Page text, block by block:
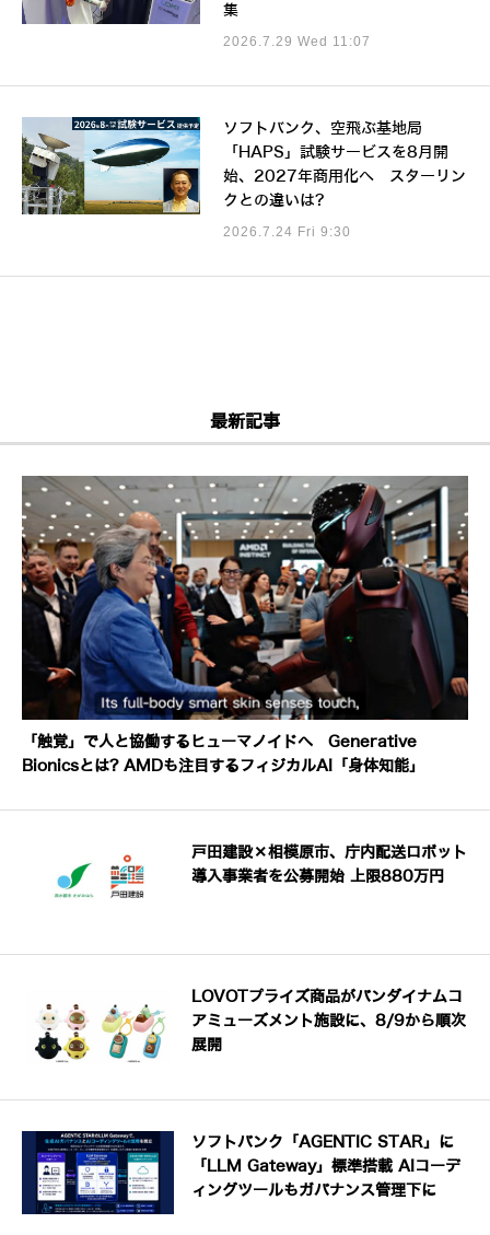
集
2026.7.29 Wed 11:07
ソフトバンク、空飛ぶ基地局
「HAPS」試験サービスを8月開
始、2027年商用化へ スターリン
クとの違いは?
2026.7.24 Fri 9:30
最新記事
「触覚」で人と協働するヒューマノイドへ Generative
Bionicsとは? AMDも注目するフィジカルAI「身体知能」
戸田建設×相模原市、庁内配送ロボット
導入事業者を公募開始 上限880万円
LOVOTプライズ商品がバンダイナムコ
アミューズメント施設に、8/9から順次
展開
ソフトバンク「AGENTIC STAR」に
「LLM Gateway」標準搭載 AIコーデ
ィングツールもガバナンス管理下に